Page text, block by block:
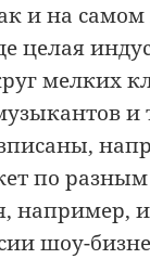
и на самом
целая
мелких
и
по
например,
шоу-